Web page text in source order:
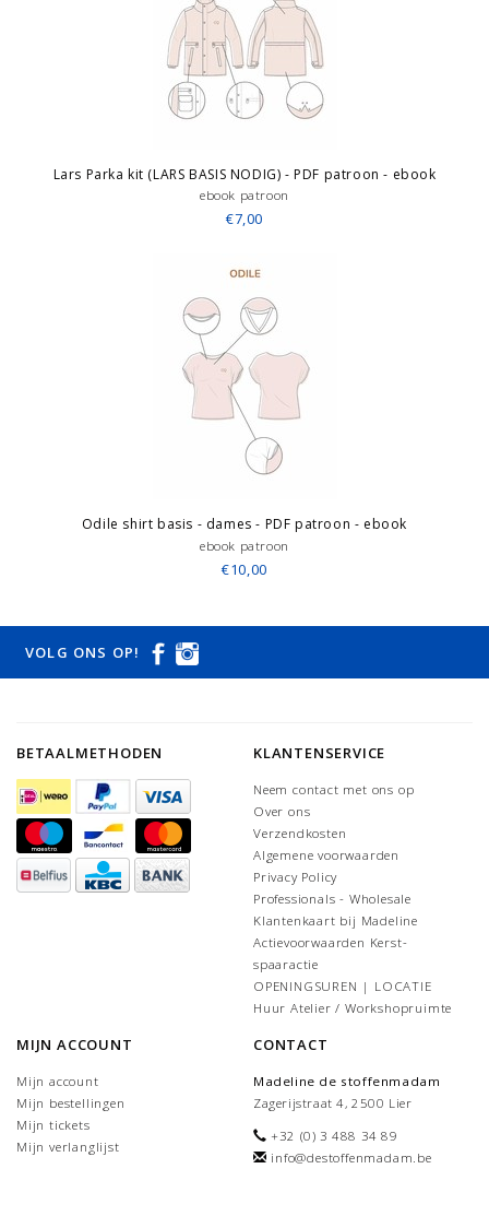
Lars Parka kit (LARS BASIS NODIG) - PDF patroon - ebook
ebook patroon
€7,00
Odile shirt basis - dames - PDF patroon - ebook
ebook patroon
€10,00
VOLG ONS OP!
BETAALMETHODEN KLANTENSERVICE
Neem contact met ons op
Over ons
Verzendkosten
Algemene voorwaarden
Privacy Policy
Professionals - Wholesale
Klantenkaart bij Madeline
Actievoorwaarden Kerst-
spaaractie
OPENINGSUREN | LOCATIE
Huur Atelier / Workshopruimte
MIJN ACCOUNT
Mijn account
Mijn bestellingen
Mijn tickets
Mijn verlanglijst
CONTACT
Madeline de stoffenmadam
Zagerijstraat 4, 2500 Lier
+32 (0) 3 488 34 89
info@destoffenmadam.be